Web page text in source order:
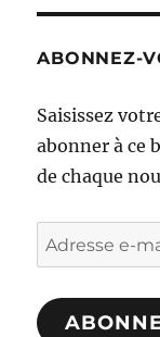
ABONNEZ-
Saisissez
abonner à ce
de chaque
Adresse
e-
mail